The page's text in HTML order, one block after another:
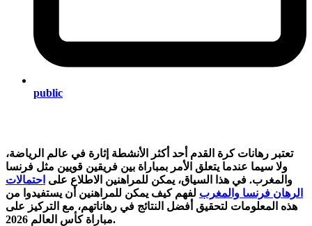
public
تعتبر رهانات كرة القدم أحد أكثر الأنشطة إثارة في عالم الرياضة،
ولا سيما عندما يتعلق الأمر بمباراة بين فريقين قويين مثل فرنسا
والمغرب. في هذا السياق، يمكن للمراهنين الاطلاع على احتمالات
الرهان فرنسا والمغرب لفهم كيف يمكن للمراهنين أن يستفيدوا من
هذه المعلومات لتحقيق أفضل النتائج في رهاناتهم، مع التركيز على
مباراة كأس العالم 2026.